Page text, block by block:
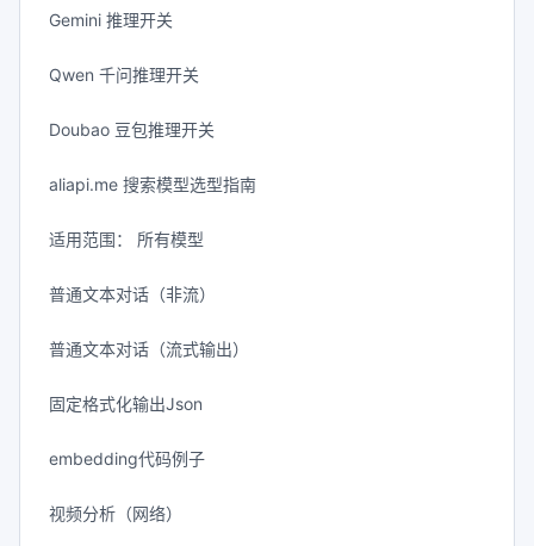
Gemini 推理开关
Qwen 千问推理开关
Doubao 豆包推理开关
aliapi.me 搜索模型选型指南
适用范围： 所有模型
普通文本对话（非流）
普通文本对话（流式输出）
固定格式化输出Json
embedding代码例子
视频分析（网络）